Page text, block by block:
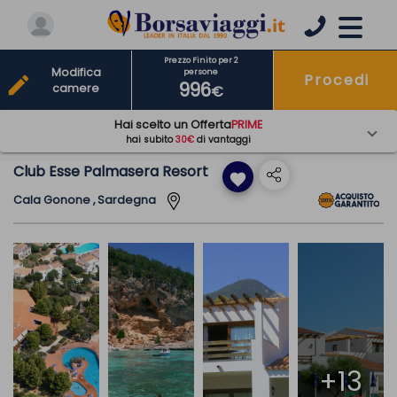
Club Esse Palmasera Resort favorite
Cala Gonone , Sardegna
+13
Prezzo Finito per 2
persone
996€
Procedi
edit
Modifica
camere
Hai scelto un OffertaPRIME
hai subito30€di vantaggi